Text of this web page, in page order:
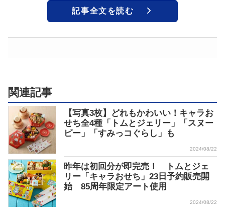
記事全文を読む
関連記事
【写真3枚】どれもかわいい！キャラお
せち全4種「トムとジェリー」「スヌー
ピー」「すみっコぐらし」も
2024/08/22
昨年は初回分が即完売！ トムとジェ
リー「キャラおせち」23日予約販売開
始 85周年限定アート使用
2024/08/22